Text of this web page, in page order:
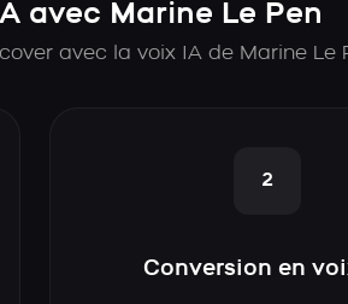
avec Marine Le Pen
avec la voix IA de Marine Le
2
Conversion en